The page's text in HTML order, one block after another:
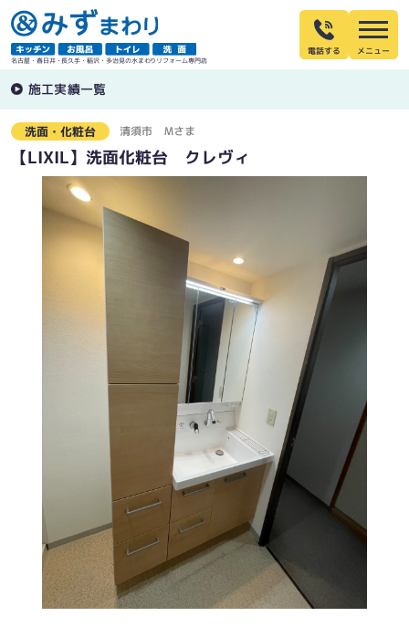
名古屋・春日井・長久手・稲沢・多治見の水まわりリフォーム専門店
電話する
施工実績一覧
洗面・化粧台 清須市 Ｍさま
【LIXIL】洗面化粧台 クレヴィ